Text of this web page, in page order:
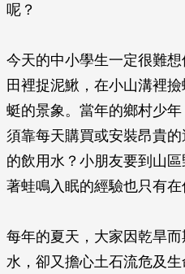
呢？
今天的中小學生一定很難
田裡捉泥鰍，在小山溝裡
蜓的景象。當年的鄉村少
須靠每天購買或安裝昂貴
的飲用水？小朋友要到山
著蛙鳴入眠的經驗也只有在
每年的夏天，大家因乾旱
水，卻又擔心土石流危及